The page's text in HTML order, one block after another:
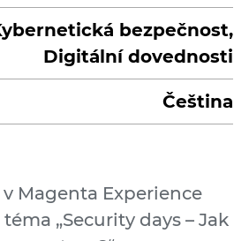
bezpečnost,
Digitální dovednosti
Čeština
v Magenta Experience
„Security days – Jak